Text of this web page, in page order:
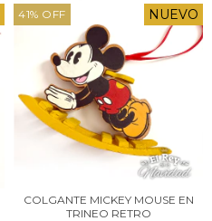
41% OFF NUEVO
COLGANTE MICKEY MOUSE EN
TRINEO RETRO